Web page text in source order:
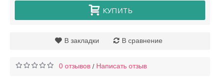
КУПИТЬ
В закладки В сравнение
0 отзывов / Написать отзыв